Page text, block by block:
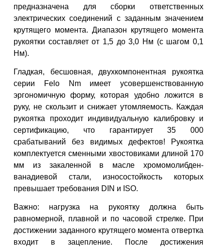
предназначена для сборки ответственных
электрических соединений с заданным значением
крутящего момента. Диапазон крутящего момента
рукоятки составляет от 1,5 до 3,0 Нм (с шагом 0,1
Нм).
Гладкая, бесшовная, двухкомпонентная рукоятка
серии Felo Nm имеет усовершенствованную
эргономичную форму, которая удобно ложится в
руку, не скользит и снижает утомляемость. Каждая
рукоятка проходит индивидуальную калибровку и
сертификацию, что гарантирует 35 000
срабатываний без видимых дефектов! Рукоятка
комплектуется сменными хвостовиками длиной 170
мм из закаленной в масле хромомолибден-
ванадиевой стали, износостойкость которых
превышает требования DIN и ISO.
Важно: нагрузка на рукоятку должна быть
равномерной, плавной и по часовой стрелке. При
достижении заданного крутящего момента отвертка
входит в зацепление. После достижения